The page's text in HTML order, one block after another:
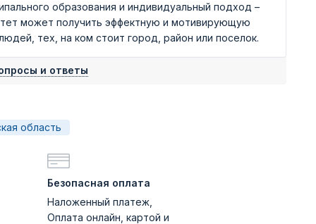
образования и индивидуальный подход –
может получить эффектную и мотивирующую
тех, на ком стоит город, район или поселок.
и ответы
область
Безопасная оплата
Наложенный платеж,
Оплата онлайн, картой и